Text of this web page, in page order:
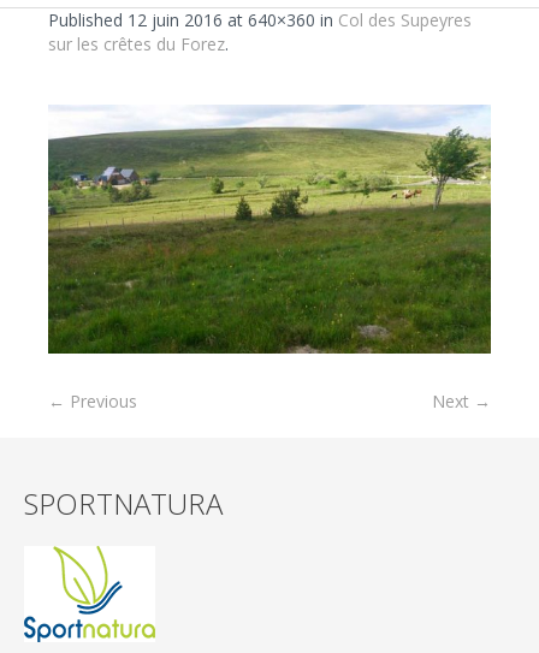
Published 12 juin 2016 at 640×360 in Col des Supeyres
sur les crêtes du Forez.
← Previous Next →
SPORTNATURA